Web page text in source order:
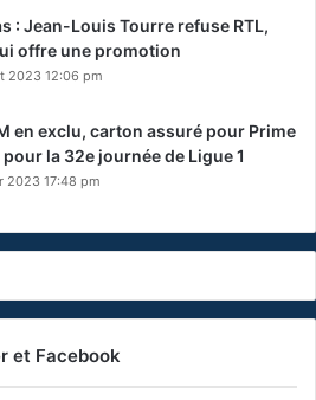
: Jean-Louis Tourre refuse RTL,
offre une promotion
2023 12:06 pm
en exclu, carton assuré pour Prime
la 32e journée de Ligue 1
2023 17:48 pm
et Facebook